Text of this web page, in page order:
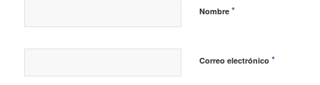
Nombre *
Correo electrónico *